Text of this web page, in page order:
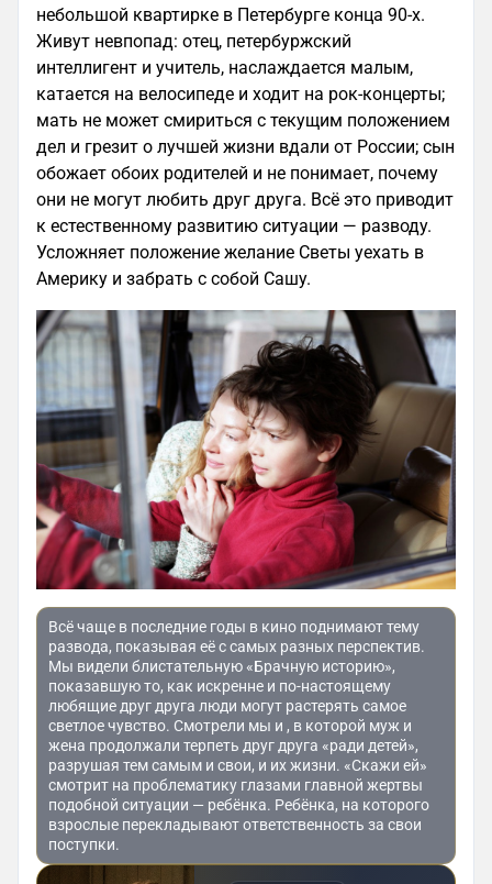
небольшой квартирке в Петербурге конца 90-х.
Живут невпопад: отец, петербуржский
интеллигент и учитель, наслаждается малым,
катается на велосипеде и ходит на рок-концерты;
мать не может смириться с текущим положением
дел и грезит о лучшей жизни вдали от России; сын
обожает обоих родителей и не понимает, почему
они не могут любить друг друга. Всё это приводит
к естественному развитию ситуации — разводу.
Усложняет положение желание Светы уехать в
Америку и забрать с собой Сашу.
Всё чаще в последние годы в кино поднимают тему
развода, показывая её с самых разных перспектив.
Мы видели блистательную «Брачную историю»,
показавшую то, как искренне и по-настоящему
любящие друг друга люди могут растерять самое
светлое чувство. Смотрели мы и , в которой муж и
жена продолжали терпеть друг друга «ради детей»,
разрушая тем самым и свои, и их жизни. «Скажи ей»
смотрит на проблематику глазами главной жертвы
подобной ситуации — ребёнка. Ребёнка, на которого
взрослые перекладывают ответственность за свои
поступки.